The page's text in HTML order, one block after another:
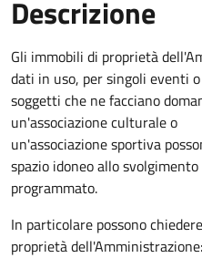
Descrizione
Gli immobili di proprietà
dati in uso, per singoli eventi
soggetti che ne facciano
un'associazione culturale o
un'associazione sportiva
spazio idoneo allo
programmato.
In particolare possono
proprietà dell'Amministrazione: